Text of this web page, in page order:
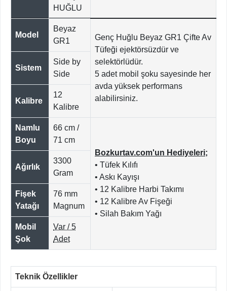
HUĞLU
Model
Beyaz
GR1
Genç Huğlu Beyaz GR1 Çifte Av
Tüfeği ejektörsüzdür ve
selektörlüdür.
5 adet mobil şoku sayesinde her
avda yüksek performans
alabilirsiniz.
Sistem
Side by
Side
Kalibre
12
Kalibre
Namlu
Boyu
66 cm /
71 cm
Bozkurtav.com'un Hediyeleri;
• Tüfek Kılıfı
• Askı Kayışı
• 12 Kalibre Harbi Takımı
• 12 Kalibre Av Fişeği
• Silah Bakım Yağı
Ağırlık
3300
Gram
Fişek
Yatağı
76 mm
Magnum
Mobil
Şok
Var / 5
Adet
Teknik Özellikler